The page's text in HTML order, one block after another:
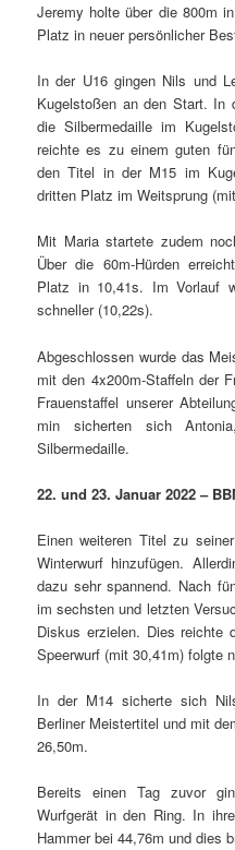
Jeremy holte über die 800m
Platz in neuer persönlicher
In der U16 gingen Nils und
Kugelstoßen an den Start. In
die Silbermedaille im
reichte es zu einem guten
den Titel in der M15 im
dritten Platz im Weitsprung
Mit Maria startete zudem
Über die 60m-Hürden
Platz in 10,41s. Im Vorlauf
schneller (10,22s).
Abgeschlossen wurde das
mit den 4x200m-Staffeln der
Frauenstaffel unserer
min sicherten sich
Silbermedaille.
22. und 23. Januar 2022 –
Einen weiteren Titel zu
Winterwurf hinzufügen.
dazu sehr spannend. Nach
im sechsten und letzten
Diskus erzielen. Dies reichte
Speerwurf (mit 30,41m) folgte
In der M14 sicherte sich
Berliner Meistertitel und mit
26,50m.
Bereits einen Tag zuvor
Wurfgerät in den Ring. In
Hammer bei 44,76m und dies